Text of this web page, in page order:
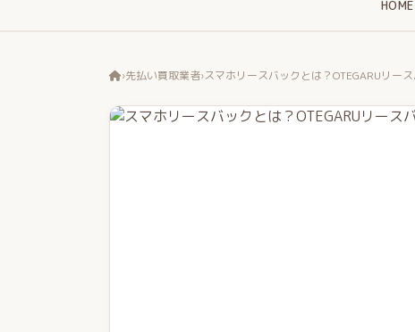
HOME
›先払い買取業者›スマホリースバックとは？OTEGARUリー